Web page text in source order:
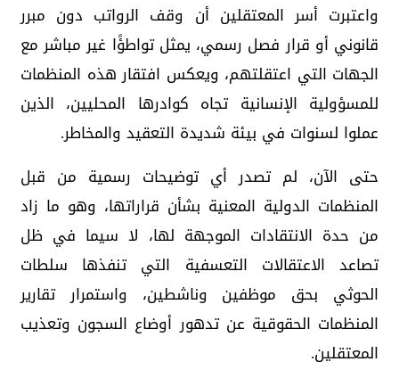
واعتبرت أسر المعتقلين أن وقف الرواتب دون مبرر
قانوني أو قرار فصل رسمي، يمثل تواطؤًا غير مباشر مع
الجهات التي اعتقلتهم، ويعكس افتقار هذه المنظمات
للمسؤولية الإنسانية تجاه كوادرها المحليين، الذين
عملوا لسنوات في بيئة شديدة التعقيد والمخاطر.
حتى الآن، لم تصدر أي توضيحات رسمية من قبل
المنظمات الدولية المعنية بشأن قراراتها، وهو ما زاد
من حدة الانتقادات الموجهة لها، لا سيما في ظل
تصاعد الاعتقالات التعسفية التي تنفذها سلطات
الحوثي بحق موظفين وناشطين، واستمرار تقارير
المنظمات الحقوقية عن تدهور أوضاع السجون وتعذيب
المعتقلين.